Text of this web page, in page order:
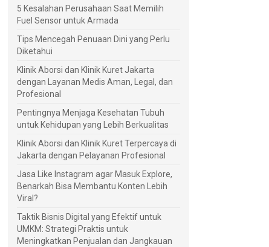
5 Kesalahan Perusahaan Saat Memilih
Fuel Sensor untuk Armada
Tips Mencegah Penuaan Dini yang Perlu
Diketahui
Klinik Aborsi dan Klinik Kuret Jakarta
dengan Layanan Medis Aman, Legal, dan
Profesional
Pentingnya Menjaga Kesehatan Tubuh
untuk Kehidupan yang Lebih Berkualitas
Klinik Aborsi dan Klinik Kuret Terpercaya di
Jakarta dengan Pelayanan Profesional
Jasa Like Instagram agar Masuk Explore,
Benarkah Bisa Membantu Konten Lebih
Viral?
Taktik Bisnis Digital yang Efektif untuk
UMKM: Strategi Praktis untuk
Meningkatkan Penjualan dan Jangkauan